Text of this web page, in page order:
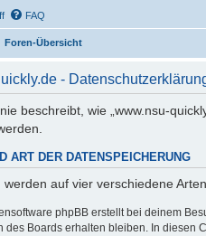
FAQ
Foren-Übersicht
-
beschreibt, wie „www.nsu-
ART DER DATENSPEICHERUNG
werden auf vier verschiedene
phpBB erstellt bei deinem
des Boards erhalten bleiben. In diesen